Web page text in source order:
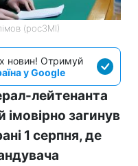
(росЗМІ)
новин! Отримуй
у Google
лейтенанта
імовірно загинув
1 серпня, де